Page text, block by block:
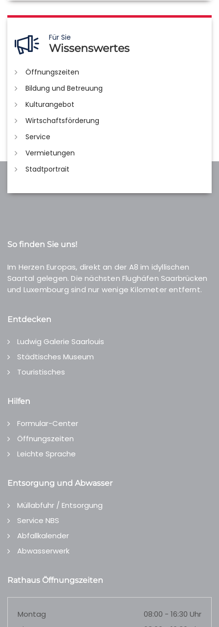
Für Sie
Wissenswertes
Öffnungszeiten
Bildung und Betreuung
Kulturangebot
Wirtschaftsförderung
Service
Vermietungen
Stadtportrait
So finden Sie uns!
Im Herzen Europas, direkt an der A8 im idyllischen
Saartal gelegen. Die nächsten Flughäfen Saarbrücken
und Luxembourg sind nur wenige Kilometer entfernt.
Entdecken
Ludwig Galerie Saarlouis
Städtisches Museum
Touristisches
Hilfen
Formular-Center
Öffnungszeiten
Leichte Sprache
Entsorgung und Abwasser
Müllabfuhr / Entsorgung
Service NBS
Abfallkalender
Abwasserwerk
Rathaus Öffnungszeiten
Montag
08:00 - 16:30 Uhr